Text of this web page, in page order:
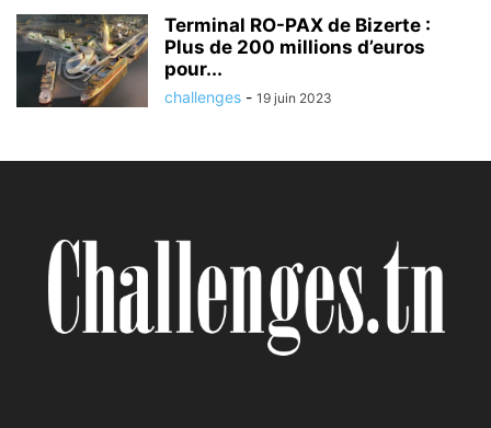
Terminal RO-PAX de Bizerte :
Plus de 200 millions d’euros
pour...
challenges - 19 juin 2023